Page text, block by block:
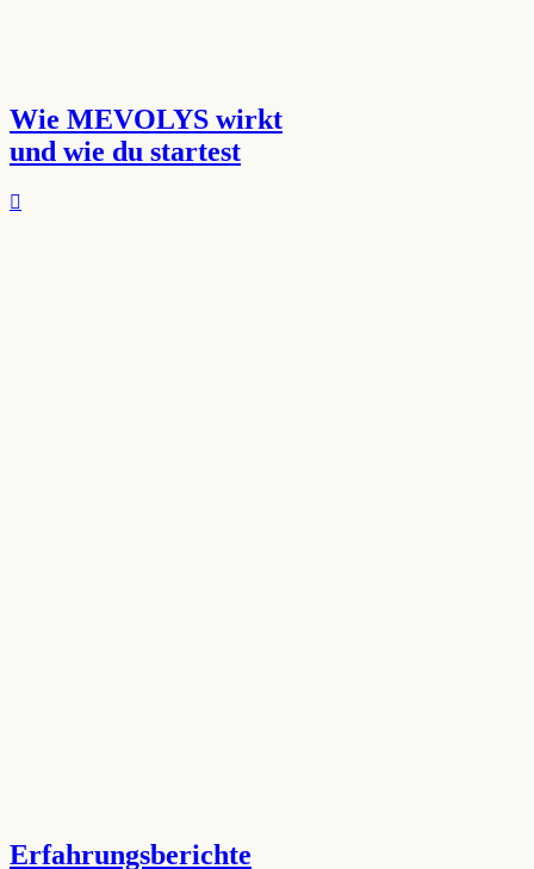
Wie MEVOLYS wirkt
und wie du startest
Erfahrungsberichte